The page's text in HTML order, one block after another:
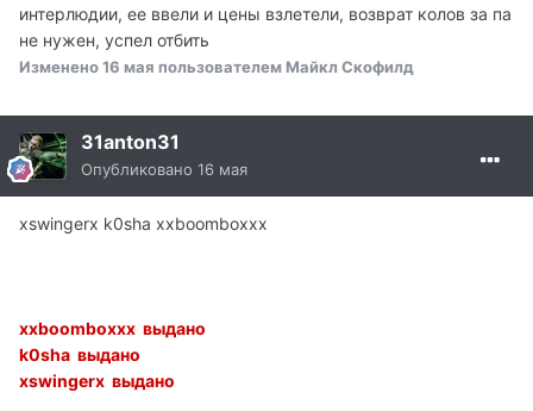
интерлюдии, ее ввели и цены взлетели, возврат колов за па
не нужен, успел отбить
Изменено16 мая пользователем Майкл Скофилд
31anton31
Опубликовано 16 мая
xswingerx k0sha xxboomboxxx
xxboomboxxx выдано
k0sha выдано
xswingerx выдано